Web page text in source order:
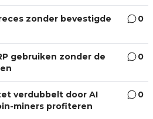
zonder bevestigde
0
gebruiken zonder de
0
verdubbelt door AI
miners profiteren
0